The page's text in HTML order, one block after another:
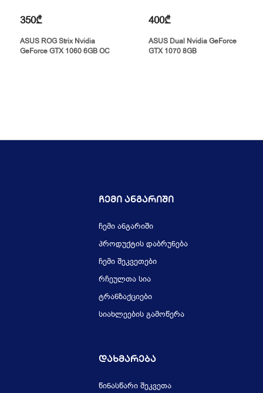
350₾
ASUS ROG Strix Nvidia
GeForce GTX 1060 6GB OC
400₾
ASUS Dual Nvidia GeForce
GTX 1070 8GB
Ჩემი Ანგარიში
ჩემი ანგარიში
პროდუქტის დაბრუნება
ჩემი შეკვეთები
რჩეულთა სია
ტრანზაქციები
სიახლეების გამოწერა
Დახმარება
წინასწარი შეკვეთა